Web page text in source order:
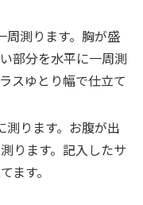
周測ります。胸が盛
部分を水平に一周測
スゆとり幅で仕立て
測ります。お腹が出
ります。記入したサ
ます。